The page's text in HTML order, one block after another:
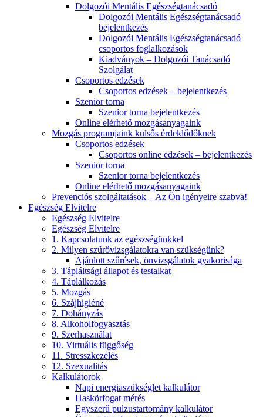
Dolgozói Mentális Egészségtanácsadó
Dolgozói Mentális Egészségtanácsadó
bejelentkezés
Dolgozói Mentális Egészségtanácsadó
csoportos foglalkozások
Kiadványok – Dolgozói Tanácsadó
Szolgálat
Csoportos edzések
Csoportos edzések – bejelentkezés
Szenior torna
Szenior torna bejelentkezés
Online elérhető mozgásanyagaink
Mozgás programjaink külsős érdeklődőknek
Csoportos edzések
Csoportos online edzések – bejelentkezés
Szenior torna
Szenior torna bejelentkezés
Online elérhető mozgásanyagaink
Prevenciós szolgáltatások – Az Ön igényeire szabva!
Egészség Elvitelre
Egészség Elvitelre
Egészség Elvitelre
1. Kapcsolatunk az egészségünkkel
2. Milyen szűrővizsgálatokra van szükségünk?
Ajánlott szűrések, önvizsgálatok gyakorisága
3. Tápláltsági állapot és testalkat
4. Táplálkozás
5. Mozgás
6. Szájhigiéné
7. Dohányzás
8. Alkoholfogyasztás
9. Szerhasználat
10. Virtuális függőség
11. Stresszkezelés
12. Szexualitás
Kalkulátorok
Napi energiaszükséglet kalkulátor
Haskörfogat mérés
Egyszerű pulzustartomány kalkulátor